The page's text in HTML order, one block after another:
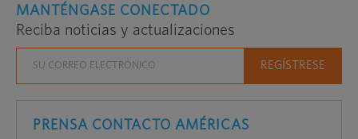
MANTÉNGASE CONECTADO
Reciba noticias y actualizaciones
PRENSA CONTACTO AMÉRICAS